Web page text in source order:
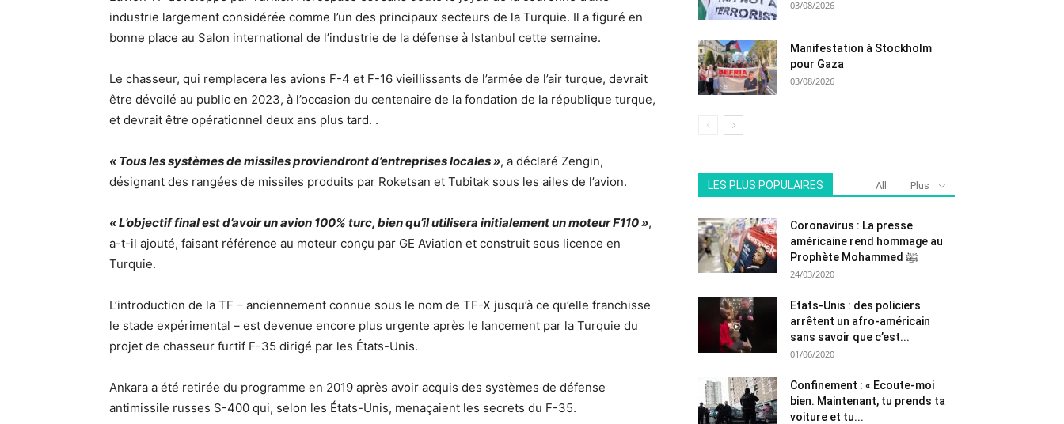
industrie largement considérée comme l’un des principaux secteurs de la Turquie. Il a figuré en
bonne place au Salon international de l’industrie de la défense à Istanbul cette semaine.
Le chasseur, qui remplacera les avions F-4 et F-16 vieillissants de l’armée de l’air turque, devrait
être dévoilé au public en 2023, à l’occasion du centenaire de la fondation de la république turque,
et devrait être opérationnel deux ans plus tard. .
« Tous les systèmes de missiles proviendront d’entreprises locales », a déclaré Zengin,
désignant des rangées de missiles produits par Roketsan et Tubitak sous les ailes de l’avion.
« L’objectif final est d’avoir un avion 100% turc, bien qu’il utilisera initialement un moteur F110 »,
a-t-il ajouté, faisant référence au moteur conçu par GE Aviation et construit sous licence en
Turquie.
L’introduction de la TF – anciennement connue sous le nom de TF-X jusqu’à ce qu’elle franchisse
le stade expérimental – est devenue encore plus urgente après le lancement par la Turquie du
projet de chasseur furtif F-35 dirigé par les États-Unis.
Ankara a été retirée du programme en 2019 après avoir acquis des systèmes de défense
antimissile russes S-400 qui, selon les États-Unis, menaçaient les secrets du F-35.
03/08/2026
Manifestation à Stockholm
pour Gaza
03/08/2026
LES PLUS POPULAIRES All Plus
Coronavirus : La presse
américaine rend hommage au
Prophète Mohammed ﷺ
24/03/2020
Etats-Unis : des policiers
arrêtent un afro-américain
sans savoir que c’est...
01/06/2020
Confinement : « Ecoute-moi
bien. Maintenant, tu prends ta
voiture et tu...